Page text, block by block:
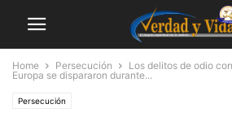
Home Persecución
Los delitos de odio
Europa se dispararon durante...
Persecución